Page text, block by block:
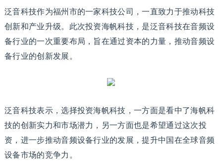
泛音科技作为福州市的一家科技公司，一直致力于推动科技
创新和产业升级。此次投资海帆科技，是泛音科技在音频设
备行业的一次重要布局，旨在通过资本的力量，推动音频设
备行业的创新发展。
泛音科技表示，选择投资海帆科技，一方面是看中了海帆科
技的创新实力和市场潜力，另一方面也是希望通过这次投
资，进一步推动音频设备行业的发展，提升中国在全球音频
设备市场的竞争力。